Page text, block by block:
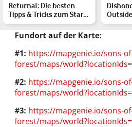
Returnal: Die besten
Tipps & Tricks zum Start
auf dem PC
Fundort auf der Karte:
#1: https://mapgenie.io/sons-
forest/maps/
#2: https://mapgenie.io/sons-
forest/maps/
#3: https://mapgenie.io/sons-
forest/maps/